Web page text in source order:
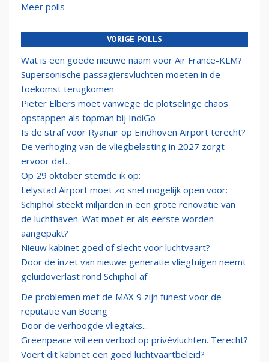
Meer polls
VORIGE POLLS
Wat is een goede nieuwe naam voor Air France-KLM?
Supersonische passagiersvluchten moeten in de
toekomst terugkomen
Pieter Elbers moet vanwege de plotselinge chaos
opstappen als topman bij IndiGo
Is de straf voor Ryanair op Eindhoven Airport terecht?
De verhoging van de vliegbelasting in 2027 zorgt
ervoor dat...
Op 29 oktober stemde ik op:
Lelystad Airport moet zo snel mogelijk open voor:
Schiphol steekt miljarden in een grote renovatie van
de luchthaven. Wat moet er als eerste worden
aangepakt?
Nieuw kabinet goed of slecht voor luchtvaart?
Door de inzet van nieuwe generatie vliegtuigen neemt
geluidoverlast rond Schiphol af
De problemen met de MAX 9 zijn funest voor de
reputatie van Boeing
Door de verhoogde vliegtaks...
Greenpeace wil een verbod op privévluchten. Terecht?
Voert dit kabinet een goed luchtvaartbeleid?